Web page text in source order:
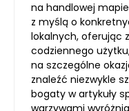
na handlowej
z myślą o
lokalnych, oferując
codziennego
na szczególne
znaleźć niezwykle
bogaty w artykuły
warzywami